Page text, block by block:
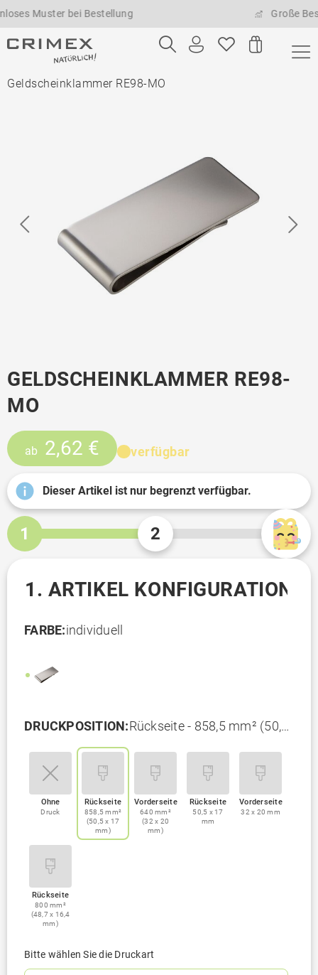
bei Bestellung Große
Geldscheinklammer RE98-MO
GELDSCHEINKLAMMER RE98-
MO
ab 2,62 € verfügbar
Dieser Artikel ist nur begrenzt verfügbar.
1 2
1. ARTIKEL KONFIGURATION
FARBE:individuell
DRUCKPOSITION:Rückseite - 858,5 mm² (50,5
Ohne
Druck
Rückseite
858,5 mm²
(50,5 x 17
mm)
Vorderseite
640 mm²
(32 x 20
mm)
Rückseite
50,5 x 17
mm
Vorderseite
32 x 20 mm
Rückseite
800 mm²
(48,7 x 16,4
mm)
Bitte wählen Sie die Druckart